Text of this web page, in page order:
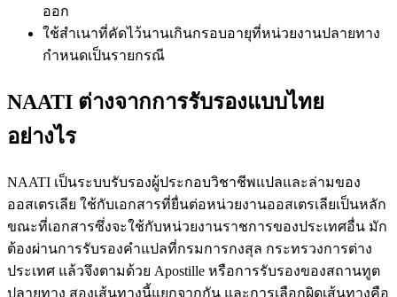
ออก
ใช้สำเนาที่คัดไว้นานเกินกรอบอายุที่หน่วยงานปลายทาง
กำหนดเป็นรายกรณี
NAATI ต่างจากการรับรองแบบไทย
อย่างไร
NAATI เป็นระบบรับรองผู้ประกอบวิชาชีพแปลและล่ามของ
ออสเตรเลีย ใช้กับเอกสารที่ยื่นต่อหน่วยงานออสเตรเลียเป็นหลัก
ขณะที่เอกสารซึ่งจะใช้กับหน่วยงานราชการของประเทศอื่น มัก
ต้องผ่านการรับรองคำแปลที่กรมการกงสุล กระทรวงการต่าง
ประเทศ แล้วจึงตามด้วย Apostille หรือการรับรองของสถานทูต
ปลายทาง สองเส้นทางนี้แยกจากกัน และการเลือกผิดเส้นทางคือ